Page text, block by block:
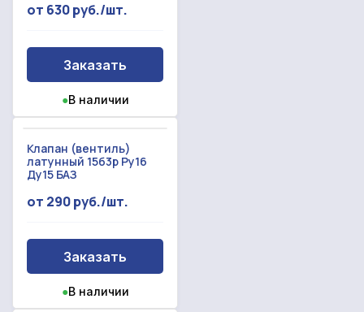
от 630 руб./шт.
Заказать
●В наличии
Клапан (вентиль)
латунный 15б3р Ру16
Ду15 БАЗ
от 290 руб./шт.
Заказать
●В наличии